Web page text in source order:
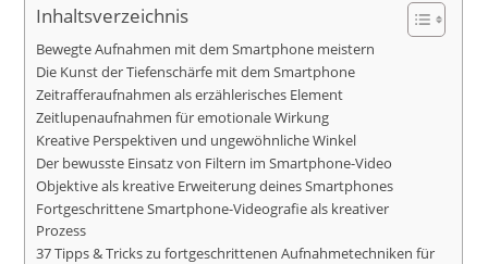
Inhaltsverzeichnis
Bewegte Aufnahmen mit dem Smartphone meistern
Die Kunst der Tiefenschärfe mit dem Smartphone
Zeitrafferaufnahmen als erzählerisches Element
Zeitlupenaufnahmen für emotionale Wirkung
Kreative Perspektiven und ungewöhnliche Winkel
Der bewusste Einsatz von Filtern im Smartphone-Video
Objektive als kreative Erweiterung deines Smartphones
Fortgeschrittene Smartphone-Videografie als kreativer
Prozess
37 Tipps & Tricks zu fortgeschrittenen Aufnahmetechniken für